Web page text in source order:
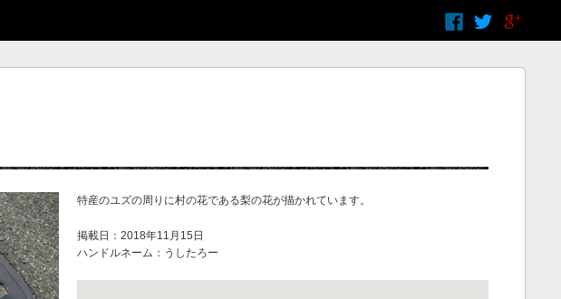
特産のユズの周りに村の花である梨の花が描かれています。
掲載日：2018年11月15日
ハンドルネーム：うしたろー